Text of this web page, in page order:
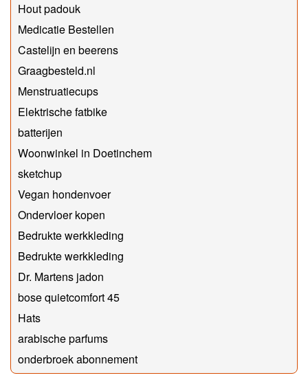
Hout padouk
Medicatie Bestellen
Castelijn en beerens
Graagbesteld.nl
Menstruatiecups
Elektrische fatbike
batterijen
Woonwinkel in Doetinchem
sketchup
Vegan hondenvoer
Ondervloer kopen
Bedrukte werkkleding
Bedrukte werkkleding
Dr. Martens jadon
bose quietcomfort 45
Hats
arabische parfums
onderbroek abonnement